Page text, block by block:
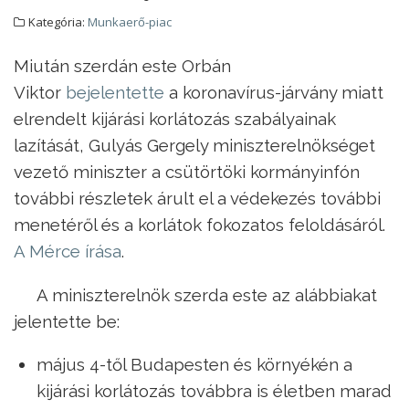
Kategória: Munkaerő-piac
Miután szerdán este Orbán
Viktor bejelentette a koronavírus-járvány miatt
elrendelt kijárási korlátozás szabályainak
lazítását, Gulyás Gergely miniszterelnökséget
vezető miniszter a csütörtöki kormányinfón
további részletek árult el a védekezés további
menetéről és a korlátok fokozatos feloldásáról.
A Mérce írása.
A miniszterelnök szerda este az alábbiakat
jelentette be:
május 4-től Budapesten és környékén a
kijárási korlátozás továbbra is életben marad